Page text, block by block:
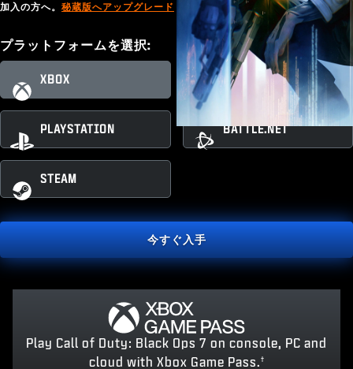
加入の方へ。 秘蔵版へアップグレード
プラットフォームを選択:
XBOX XBOX PC
PLAYSTATION BATTLE.NET
STEAM
今すぐ入手
Play Call of Duty: Black Ops 7 on console, PC and
cloud with Xbox Game Pass. †